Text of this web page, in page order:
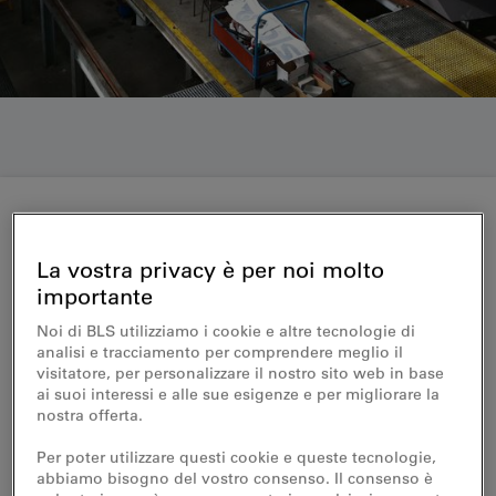
Alle NINA-Züge modernisiert
Für ihre Kunden investiert die BLS in ihre
Züge. Nun haben alle 36 Fahrzeuge des
Typs NINA den grossen Service
sind energiesparender unterwegs und
La vostra privacy è per noi molto
importante
Noi di BLS utilizziamo i cookie e altre tecnologie di
analisi e tracciamento per comprendere meglio il
visitatore, per personalizzare il nostro sito web in base
ai suoi interessi e alle sue esigenze e per migliorare la
nostra offerta.
Per poter utilizzare questi cookie e queste tecnologie,
abbiamo bisogno del vostro consenso. Il consenso è